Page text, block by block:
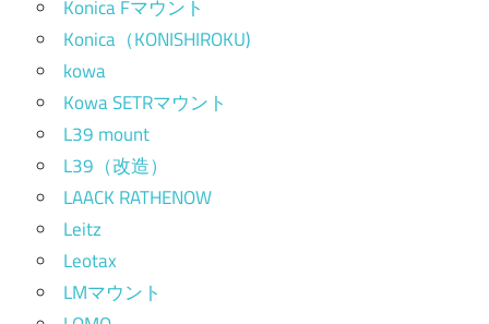
Konica Fマウント
Konica（KONISHIROKU)
kowa
Kowa SETRマウント
L39 mount
L39（改造）
LAACK RATHENOW
Leitz
Leotax
LMマウント